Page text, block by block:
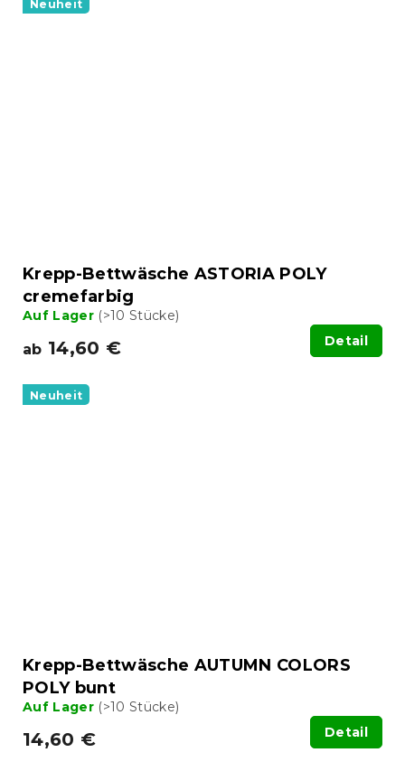
Neuheit
Krepp-Bettwäsche ASTORIA POLY
cremefarbig
Auf Lager (>10 Stücke)
ab 14,60 € Detail
Neuheit
Krepp-Bettwäsche AUTUMN COLORS
POLY bunt
Auf Lager (>10 Stücke)
14,60 € Detail